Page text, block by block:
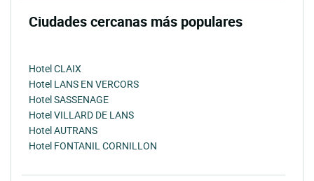
Ciudades cercanas más populares
Hotel CLAIX
Hotel LANS EN VERCORS
Hotel SASSENAGE
Hotel VILLARD DE LANS
Hotel AUTRANS
Hotel FONTANIL CORNILLON